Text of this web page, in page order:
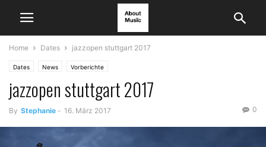
Home Dates jazzopen stuttgart 2017
Dates News Vorberichte
jazzopen stuttgart 2017
By Stephanie - 16. März 2017 0